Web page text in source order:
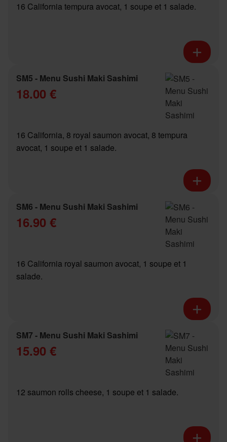
16 California tempura avocat, 1 soupe et 1 salade.
SM5 - Menu Sushi Maki Sashimi
18.00 €
16 California, 8 royal saumon avocat, 8 tempura
avocat, 1 soupe et 1 salade.
SM6 - Menu Sushi Maki Sashimi
16.90 €
16 California royal saumon avocat, 1 soupe et 1
salade.
SM7 - Menu Sushi Maki Sashimi
15.90 €
12 saumon rolls cheese, 1 soupe et 1 salade.